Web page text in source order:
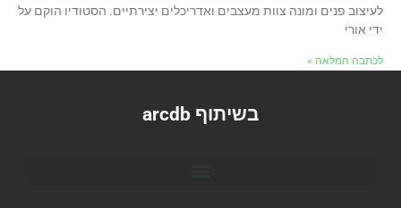
לעיצוב פנים ומונה צוות מעצבים ואדריכלים יצירתיים. הסטודיו הוקם על
ידי אורי
לכתבה המלאה »
בשיתוף arcdb